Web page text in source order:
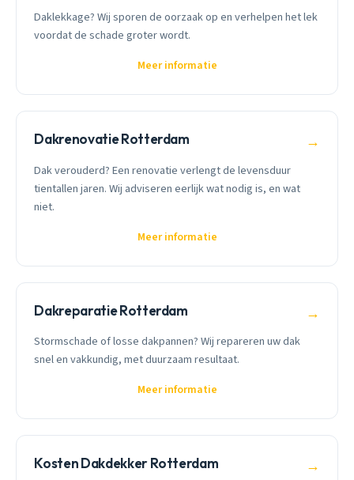
Daklekkage? Wij sporen de oorzaak op en verhelpen het lek
voordat de schade groter wordt.
Meer informatie
Dakrenovatie Rotterdam →
Dak verouderd? Een renovatie verlengt de levensduur
tientallen jaren. Wij adviseren eerlijk wat nodig is, en wat
niet.
Meer informatie
Dakreparatie Rotterdam →
Stormschade of losse dakpannen? Wij repareren uw dak
snel en vakkundig, met duurzaam resultaat.
Meer informatie
Kosten Dakdekker Rotterdam →